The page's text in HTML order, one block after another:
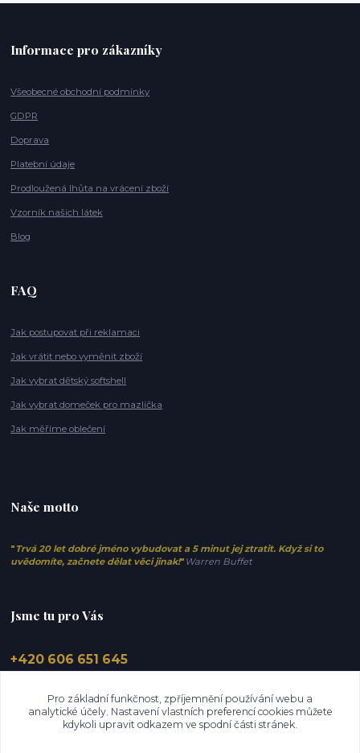
Informace pro zákazníky
Všeobecné obchodní podmínky
GDPR
Doprava
Platební údaje
Prodloužená lhůta na vrácení zboží
Vzorník našich látek
Blog
FAQ
Jak postupovat při reklamaci
Jak vrátit nebo vyměnit zboží
Jak vybrat dětský softshell
Jak vybrat domeček pro mazlíčka
Jak měříme oblečení
Naše motto
" Trvá 20 let dobré jméno vybudovat a 5 minut jej ztratit. Když si to
uvědomíte, začnete dělat věci jinak!" Warren Buffet
Jsme tu pro Vás
+420 606 651 645
info@elfino.cz
Pro základní funkčnost, zpříjemnění používání webu a
analytické účely. Nastavení vlastních preferencí cookies můžete
kdykoli upravit odkazem ve spodní části stránek.